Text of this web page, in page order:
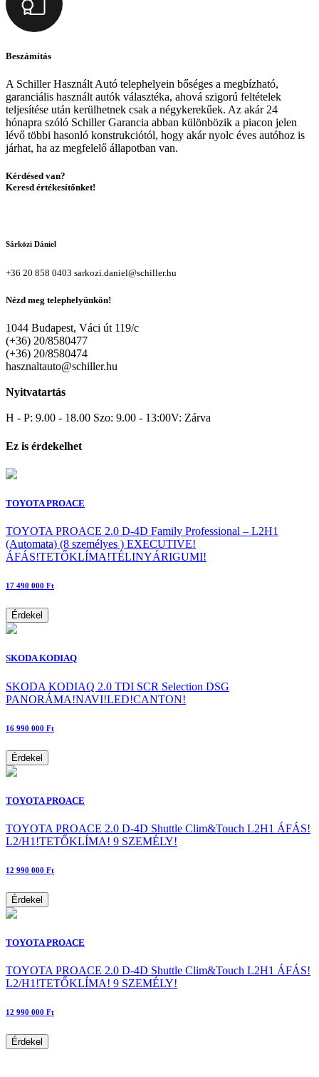
Beszámítás
A Schiller Használt Autó telephelyein bőséges a megbízható,
garanciális használt autók választéka, ahová szigorú feltételek
teljesítése után kerülhetnek csak a négykerekűek. Az akár 24
hónapra szóló Schiller Garancia abban különbözik a piacon jelen
lévő többi hasonló konstrukciótól, hogy akár nyolc éves autóhoz is
járhat, ha az megfelelő állapotban van.
Kérdésed van?
Keresd értékesítőnket!
Sárközi Dániel
+36 20 858 0403 sarkozi.daniel@schiller.hu
Nézd meg telephelyünkön!
1044 Budapest, Váci út 119/c
(+36) 20/8580477
(+36) 20/8580474
hasznaltauto@schiller.hu
Nyitvatartás
H - P: 9.00 - 18.00 Szo: 9.00 - 13:00V: Zárva
Ez is érdekelhet
TOYOTA PROACE
TOYOTA PROACE 2.0 D-4D Family Professional – L2H1
(Automata) (8 személyes ) EXECUTIVE!
ÁFÁS!TETŐKLÍMA!TÉLINYÁRIGUMI!
17 490 000 Ft
Érdekel
SKODA KODIAQ
SKODA KODIAQ 2.0 TDI SCR Selection DSG
PANORÁMA!NAVI!LED!CANTON!
16 990 000 Ft
Érdekel
TOYOTA PROACE
TOYOTA PROACE 2.0 D-4D Shuttle Clim&Touch L2H1 ÁFÁS!
L2/H1!TETŐKLÍMA! 9 SZEMÉLY!
12 990 000 Ft
Érdekel
TOYOTA PROACE
TOYOTA PROACE 2.0 D-4D Shuttle Clim&Touch L2H1 ÁFÁS!
L2/H1!TETŐKLÍMA! 9 SZEMÉLY!
12 990 000 Ft
Érdekel